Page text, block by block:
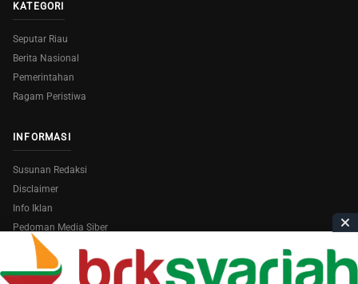
KATEGORI
Seputar Riau
Berita Nasional
Pemerintahan
Ragam Peristiwa
INFORMASI
Susunan Redaksi
Disclaimer
Info Iklan
Pedoman Media Siber